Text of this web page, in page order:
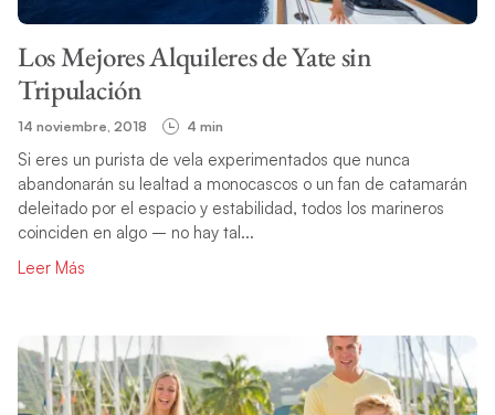
Los Mejores Alquileres de Yate sin
Tripulación
14 noviembre, 2018 4 min
Si eres un purista de vela experimentados que nunca
abandonarán su lealtad a monocascos o un fan de catamarán
deleitado por el espacio y estabilidad, todos los marineros
coinciden en algo – no hay tal...
Leer Más